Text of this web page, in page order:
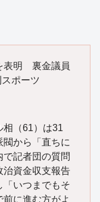
表明 裏金議員
ポーツ
相（61）は31
閥から「直ちに
記者団の質問
治資金収支報告
「いつまでもそ
に進む方がよ